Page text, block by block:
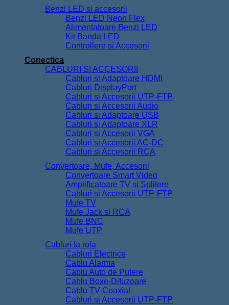
Benzi LED si accesorii
Benzi LED Neon Flex
Alimentatoare Benzi LED
Kit Banda LED
Controllere si Accesorii
Conectica
CABLURI SI ACCESORII
Cabluri si Adaptoare HDMI
Cabluri DisplayPort
Cabluri si Accesorii UTP-FTP
Cabluri si Accesorii Audio
Cabluri si Adaptoare USB
Cabluri si Adaptoare XLR
Cabluri si Accesorii VGA
Cabluri si Accesorii AC-DC
Cabluri si Accesorii RCA
Convertoare, Mufe, Accesorii
Convertoare Smart Video
Amplificatoare TV si Splitere
Cabluri si Accesorii UTP-FTP
Mufe TV
Mufe Jack si RCA
Mufe BNC
Mufe UTP
Cabluri la rola
Cabluri Electrice
Cablu Alarma
Cablu Auto de Putere
Cablu Boxe-Difuzoare
Cablu TV Coaxial
Cabluri si Accesorii UTP-FTP